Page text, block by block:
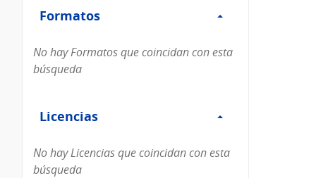
Formatos
Formatos
No hay Formatos que coincidan con esta
búsqueda
Licencias
Licencias
No hay Licencias que coincidan con esta
búsqueda